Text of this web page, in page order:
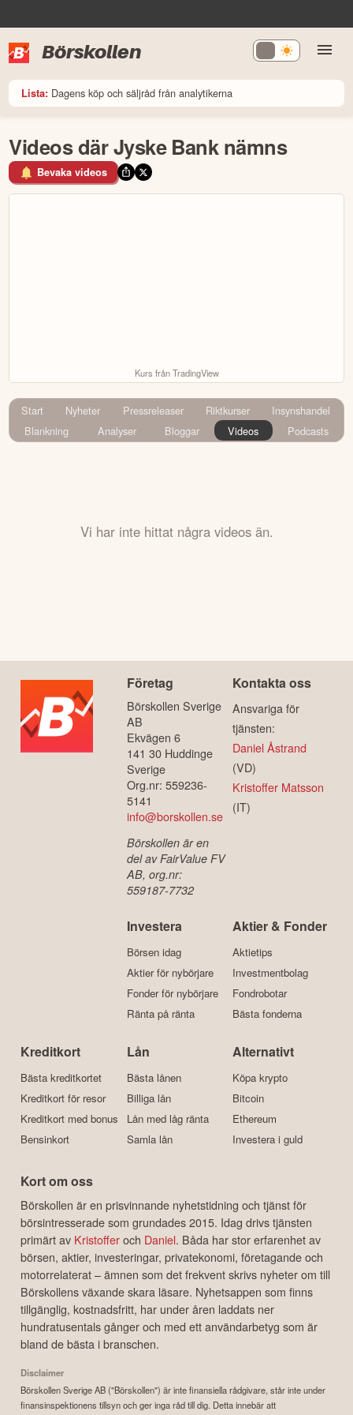
Börskollen
Lista: Dagens köp och säljråd från analytikerna
Videos där Jyske Bank nämns
Bevaka videos
Kurs från TradingView
Start Nyheter Pressreleaser Riktkurser
Insynshandel
Blankning
Analyser Bloggar Videos Podcasts
Vi har inte hittat några videos än.
Företag
Börskollen Sverige
AB
Ekvägen 6
141 30 Huddinge
Sverige
Org.nr: 559236-
5141
info@borskollen.se
Börskollen är en
del av FairValue FV
AB, org.nr:
559187-7732
Kontakta oss
Ansvariga för
tjänsten:
Daniel Åstrand
(VD)
Kristoffer Matsson
(IT)
Investera
Börsen idag
Aktier för nybörjare
Fonder för nybörjare
Ränta på ränta
Aktier & Fonder
Aktietips
Investmentbolag
Fondrobotar
Bästa fonderna
Kreditkort
Bästa kreditkortet
Kreditkort för resor
Kreditkort med bonus
Bensinkort
Lån
Bästa lånen
Billiga lån
Lån med låg ränta
Samla lån
Alternativt
Köpa krypto
Bitcoin
Ethereum
Investera i guld
Kort om oss
Börskollen är en prisvinnande nyhetstidning och tjänst för
börsintresserade som grundades 2015. Idag drivs tjänsten
primärt av Kristofferoch Daniel. Båda har stor erfarenhet av
börsen, aktier, investeringar, privatekonomi, företagande och
motorrelaterat – ämnen som det frekvent skrivs nyheter om till
Börskollens växande skara läsare. Nyhetsappen som finns
tillgänglig, kostnadsfritt, har under åren laddats ner
hundratusentals gånger och med ett användarbetyg som är
bland de bästa i branschen.
Disclaimer
Börskollen Sverige AB ("Börskollen") är inte finansiella rådgivare, står inte under
finansinspektionens tillsyn och ger inga råd till dig. Detta innebär att